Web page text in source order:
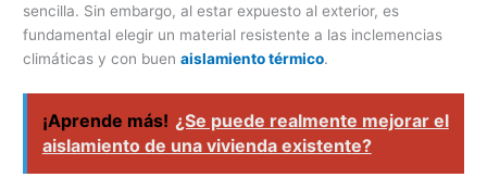
sencilla. Sin embargo, al estar expuesto al exterior, es
fundamental elegir un material resistente a las inclemencias
climáticas y con buenaislamiento térmico.
¡Aprende más! ¿Se puede realmente mejorar el
aislamiento de una vivienda existente?